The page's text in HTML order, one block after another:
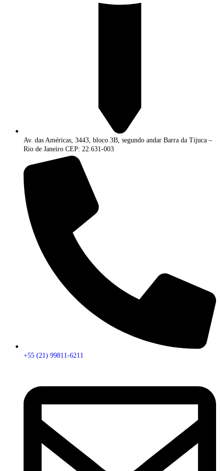
Av. das Américas, 3443, bloco 3B, segundo andar Barra da Tijuca –
Rio de Janeiro CEP: 22.631-003
+55 (21) 99811-6211